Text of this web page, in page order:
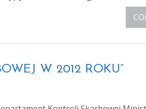
W 2012 ROKU”